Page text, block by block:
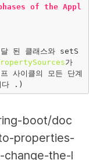
of the Appl
된 클래스와 setS
가
사이클의 모든 단계
boot/doc
properties-
change-the-l